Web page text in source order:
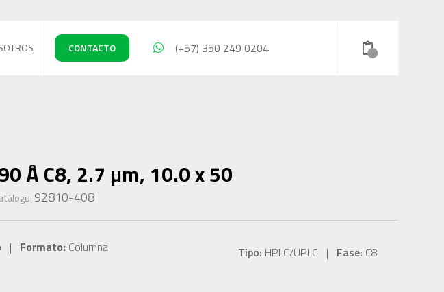
CONTACTO (+57) 350 249 0204
Å C8, 2.7 µm, 10.0 x 50
92810-408
| Formato:Columna Tipo: HPLC/UPLC | Fase: C8